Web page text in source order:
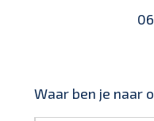
Waar ben je naar